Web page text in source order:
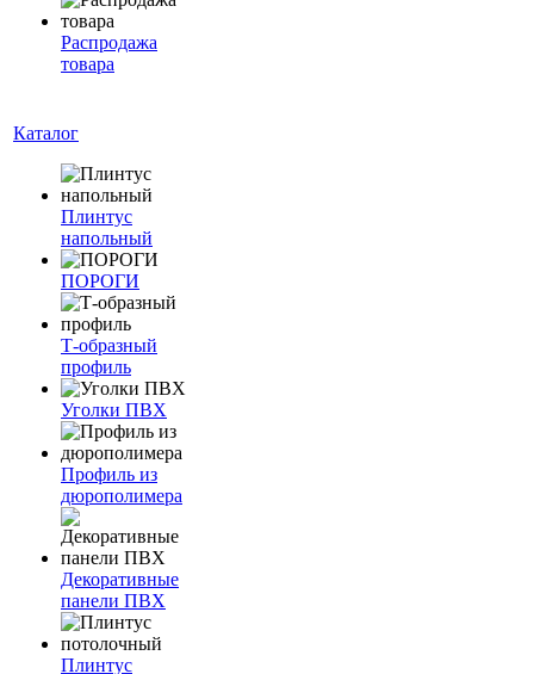
Распродажа
товара
Каталог
Плинтус
напольный
ПОРОГИ
Т-образный
профиль
Уголки ПВХ
Профиль из
дюрополимера
Декоративные
панели ПВХ
Плинтус